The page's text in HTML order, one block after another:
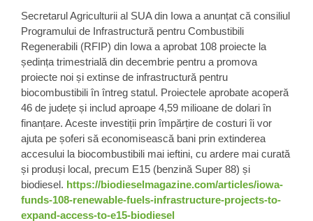
Secretarul Agriculturii al SUA din Iowa a anunțat că consiliul
Programului de Infrastructură pentru Combustibili
Regenerabili (RFIP) din Iowa a aprobat 108 proiecte la
ședința trimestrială din decembrie pentru a promova
proiecte noi și extinse de infrastructură pentru
biocombustibili în întreg statul. Proiectele aprobate acoperă
46 de județe și includ aproape 4,59 milioane de dolari în
finanțare. Aceste investiții prin împărțire de costuri îi vor
ajuta pe șoferi să economisească bani prin extinderea
accesului la biocombustibili mai ieftini, cu ardere mai curată
și produși local, precum E15 (benzină Super 88) și
biodiesel. https://biodieselmagazine.com/articles/iowa-
funds-108-renewable-fuels-infrastructure-projects-to-
expand-access-to-e15-biodiesel